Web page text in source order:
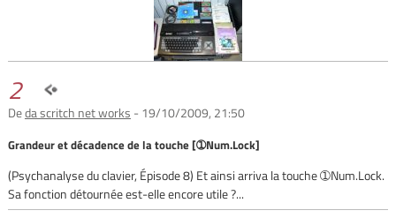
2
Deda scritch net works - 19/10/2009, 21:50
Grandeur et décadence de la touche [➀Num.Lock]
(Psychanalyse du clavier, Épisode 8) Et ainsi arriva la touche ➀Num.Lock.
Sa fonction détournée est-elle encore utile ?...